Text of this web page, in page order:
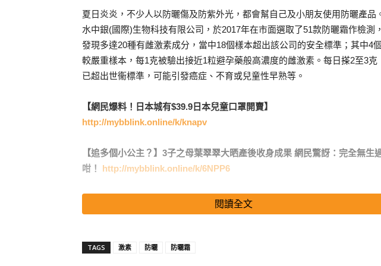
夏日炎炎，不少人以防曬傷及防紫外光，都會幫自己及小朋友使用防曬產品
水中銀(國際)生物科技有限公司，於2017年在市面選取了51款防曬霜作檢測，
發現多達20種有雌激素成分，當中18個樣本超出該公司的安全標準；其中4個
較嚴重樣本，每1克被驗出接近1粒避孕藥般高濃度的雌激素。每日搽2至3克
已超出世衞標準，可能引發癌症、不育或兒童性早熟等。
【網民爆料！日本城有$39.9日本兒童口罩開賣】
http://mybblink.online/k/knapv
【追多個小公主？】3子之母葉翠翠大晒產後收身成果 網民驚訝：完全無生
咁！ http://mybblink.online/k/6NPP6
該公司引述世衞指引，類雌激素可引致癌症、生殖能力下降等問題，建議消費
者小心選擇及使用防曬產品
閱讀全文
TAGS 激素 防曬 防曬霜